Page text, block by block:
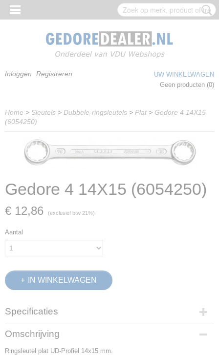
Inloggen Registreren
UW WINKELWAGEN
Geen producten (0)
Home > Sleutels > Dubbele-ringsleutels > Plat > Gedore 4 14X15
(6054250)
Gedore 4 14X15 (6054250)
€ 12,86 (exclusief btw 21%)
Aantal
IN WINKELWAGEN
Specificaties
Productcode
6054250
EAN code
Omschrijving
Ringsleutel plat UD-Profiel 14x15 mm.